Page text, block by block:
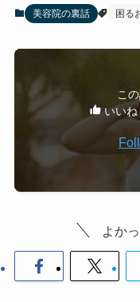
美容院の裏話 困る
こ
いいね
よか